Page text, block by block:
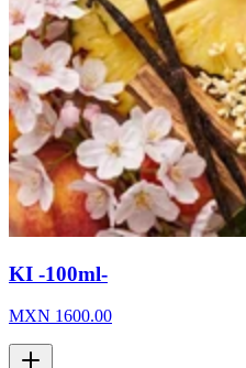
KI -100ml-
MXN 1600.00